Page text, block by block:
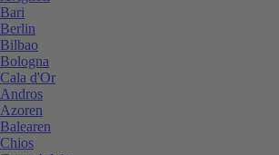
Bari
Berlin
Bilbao
Bologna
Cala d'Or
Andros
Azoren
Balearen
Chios